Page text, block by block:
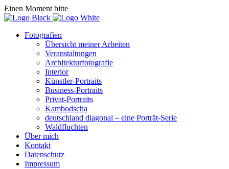
Einen Moment bitte
Fotografien
Übersicht meiner Arbeiten
Veranstaltungen
Architekturfotografie
Interior
Künstler-Portraits
Business-Portraits
Privat-Portraits
Kambodscha
deutschland diagonal – eine Porträt-Serie
Waldfluchten
Über mich
Kontakt
Datenschutz
Impressum